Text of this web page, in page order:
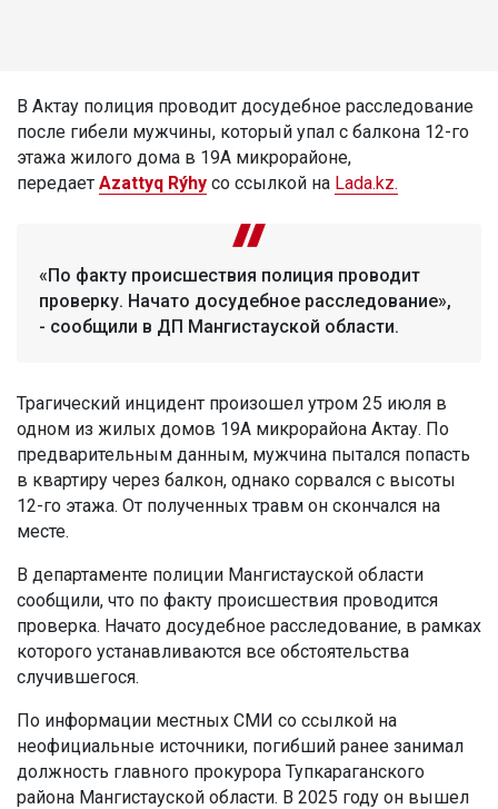
В Актау полиция проводит досудебное расследование
после гибели мужчины, который упал с балкона 12-го
этажа жилого дома в 19А микрорайоне,
передает Azattyq Rýhy со ссылкой на Lada.kz.
«По факту происшествия полиция проводит
проверку. Начато досудебное расследование»,
- сообщили в ДП Мангистауской области.
Трагический инцидент произошел утром 25 июля в
одном из жилых домов 19А микрорайона Актау. По
предварительным данным, мужчина пытался попасть
в квартиру через балкон, однако сорвался с высоты
12-го этажа. От полученных травм он скончался на
месте.
В департаменте полиции Мангистауской области
сообщили, что по факту происшествия проводится
проверка. Начато досудебное расследование, в рамках
которого устанавливаются все обстоятельства
случившегося.
По информации местных СМИ со ссылкой на
неофициальные источники, погибший ранее занимал
должность главного прокурора Тупкараганского
района Мангистауской области. В 2025 году он вышел